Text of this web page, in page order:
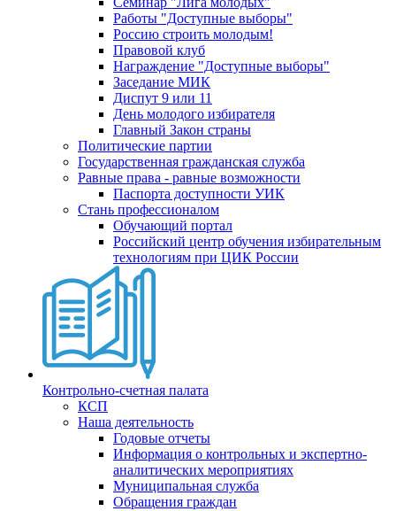
Работы "Доступные выборы"
Россию строить молодым!
Правовой клуб
Награждение "Доступные выборы"
Заседание МИК
Диспут 9 или 11
День молодого избирателя
Главный Закон страны
Политические партии
Государственная гражданская служба
Равные права - равные возможности
Паспорта доступности УИК
Стань профессионалом
Обучающий портал
Российский центр обучения избирательным
технологиям при ЦИК России
Контрольно-счетная палата
КСП
Наша деятельность
Годовые отчеты
Информация о контрольных и экспертно-
аналитических мероприятиях
Муниципальная служба
Обращения граждан